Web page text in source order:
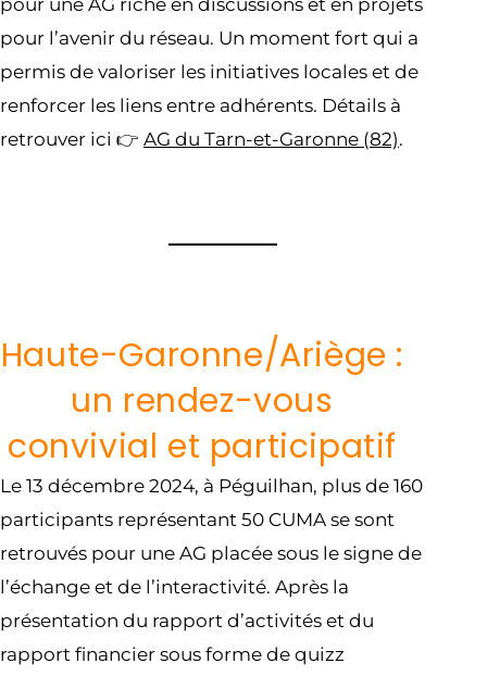
pour une AG riche en discussions et en projets
pour l’avenir du réseau. Un moment fort qui a
permis de valoriser les initiatives locales et de
renforcer les liens entre adhérents. Détails à
retrouver ici 👉 AG du Tarn-et-Garonne (82).
Haute-Garonne/Ariège :
un rendez-vous
convivial et participatif
Le 13 décembre 2024, à Péguilhan, plus de 160
participants représentant 50 CUMA se sont
retrouvés pour une AG placée sous le signe de
l’échange et de l’interactivité. Après la
présentation du rapport d’activités et du
rapport financier sous forme de quizz